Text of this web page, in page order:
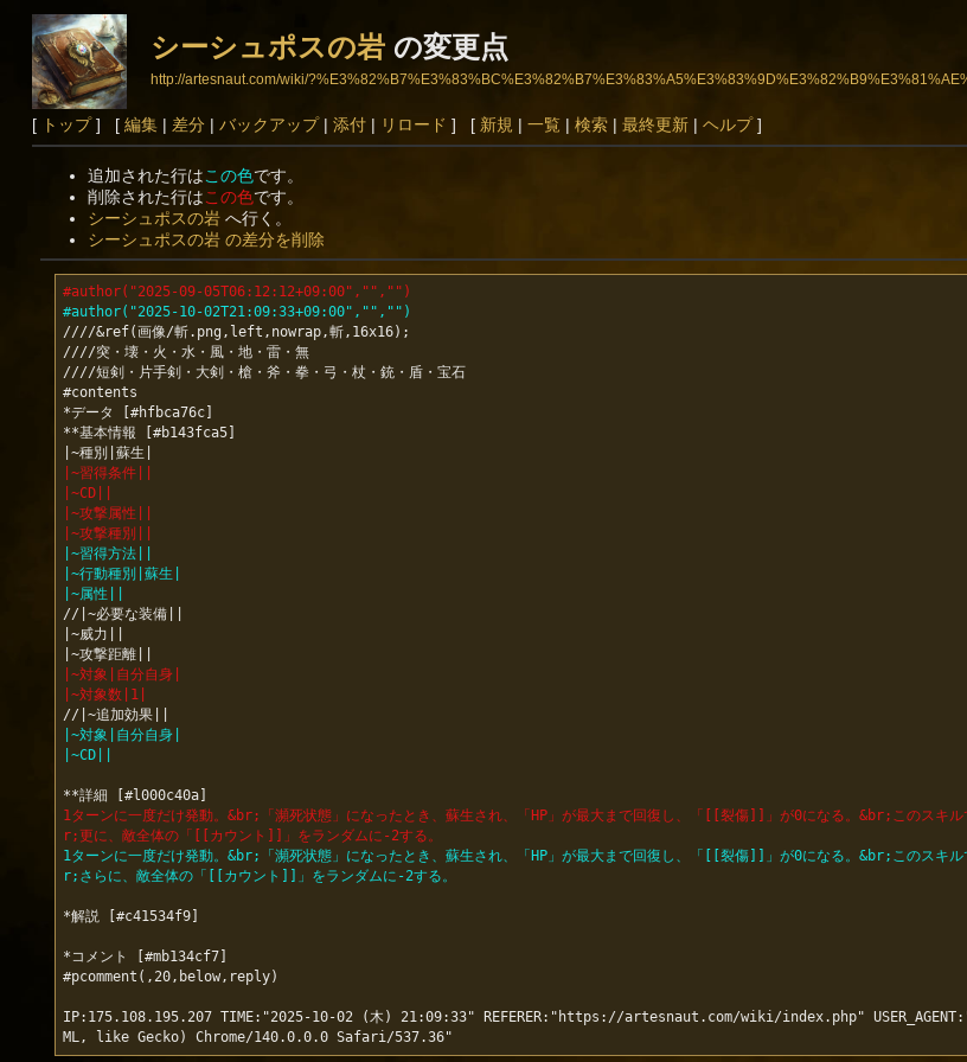
シーシュポスの岩の変更点
http://artesnaut.com/wiki/
[ トップ] [ 編集| 差分| バックアップ| 添付| リロード ] [ 新規 | 一覧| 検索| 最終更新| ヘルプ]
追加された行はこの色です。
削除された行はこの色です。
シーシュポスの岩 へ行く。
シーシュポスの岩 の差分を削除
#author("2025-09-05T06:12:12+09:00","","")
#author("2025-10-02T21:09:33+09:00","","")
////&ref(画像/斬.png,left,nowrap,斬,16x16);
////突・壊・火・水・風・地・雷・無
////短剣・片手剣・大剣・槍・斧・拳・弓・杖・銃・盾・宝石
#contents
*データ [#hfbca76c]
**基本情報 [#b143fca5]
|~習得条件||
|~CD||
|~攻撃属性||
|~攻撃種別||
|~習得方法||
|~行動種別|蘇生|
|~属性||
//|~必要な装備||
|~威力||
|~対象|自分自身|
|~対象数|1|
|~対象|自分自身|
|~CD||
1ターンに一度だけ発動。&br;「瀕死状態」になったとき、蘇生され、「HP」が最大まで回復し、「[[裂傷]]」が0になる。&br;このスキ
r;更に、敵全体の「[[カウント]]」をランダムに-2する。
1ターンに一度だけ発動。&br;「瀕死状態」になったとき、蘇生され、「HP」が最大まで回復し、「[[裂傷]]」が0になる。&br;このスキ
r;さらに、敵全体の「[[カウント]]」をランダムに-2する。
*解説 [#c41534f9]
*コメント [#mb134cf7]
#pcomment(,20,below,reply)
IP:175.108.195.207 TIME:"2025-10-02 (木) 21:09:33" REFERER:"https://artesnaut.com/wiki/index.php"